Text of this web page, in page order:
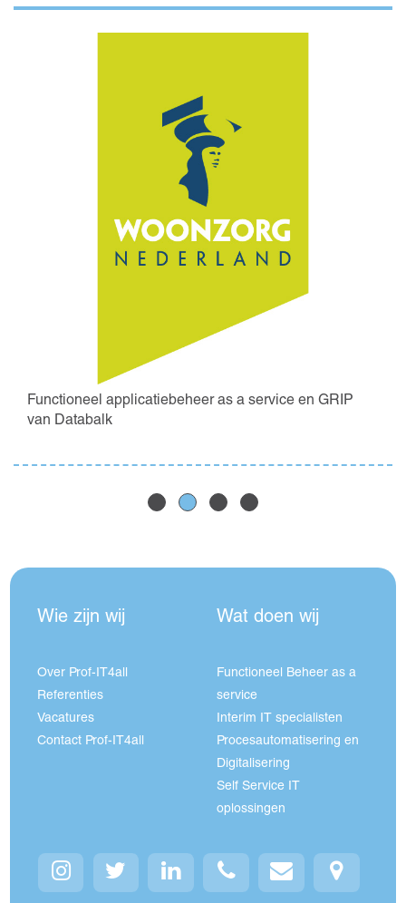
Functioneel applicatiebeheer as a service en GRIP
van Databalk
Wie zijn wij
Over Prof-IT4all
Referenties
Vacatures
Contact Prof-IT4all
Wat doen wij
Functioneel Beheer as a
service
Interim IT specialisten
Procesautomatisering en
Digitalisering
Self Service IT
oplossingen